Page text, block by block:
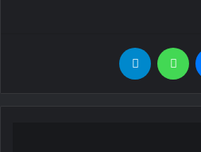
ماسنجر واتساب